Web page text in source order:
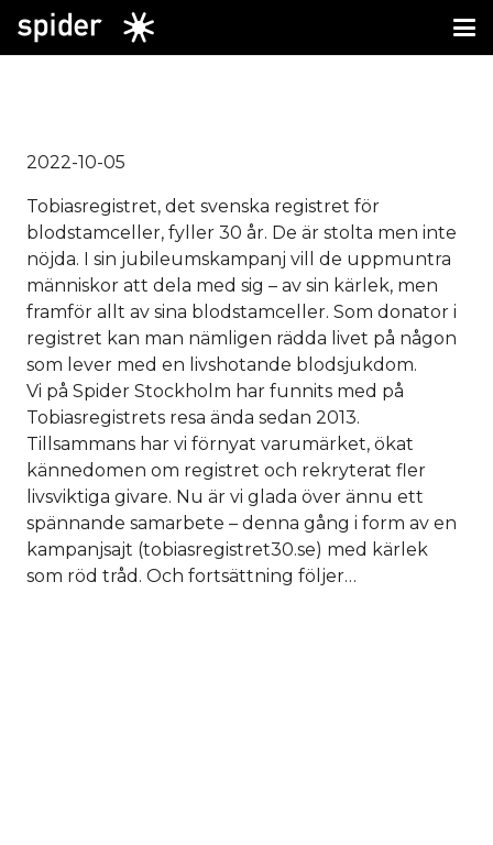
2022-10-05
Tobiasregistret, det svenska registret för
blodstamceller, fyller 30 år. De är stolta men inte
nöjda. I sin jubileumskampanj vill de uppmuntra
människor att dela med sig – av sin kärlek, men
framför allt av sina blodstamceller. Som donator i
registret kan man nämligen rädda livet på någon
som lever med en livshotande blodsjukdom.
Vi på Spider Stockholm har funnits med på
Tobiasregistrets resa ända sedan 2013.
Tillsammans har vi förnyat varumärket, ökat
kännedomen om registret och rekryterat fler
livsviktiga givare. Nu är vi glada över ännu ett
spännande samarbete – denna gång i form av en
kampanjsajt (tobiasregistret30.se) med kärlek
som röd tråd. Och fortsättning följer…